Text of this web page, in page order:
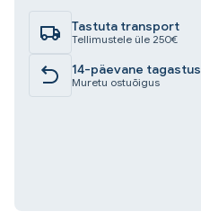
3.5KW
kogus
Tastuta transport
Tellimustele üle 250€
14-päevane tagastus
Muretu ostuõigus